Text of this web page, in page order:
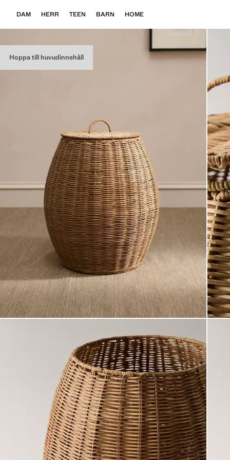
Hoppa till huvudinnehåll
DAM HERR TEEN BARN HOME